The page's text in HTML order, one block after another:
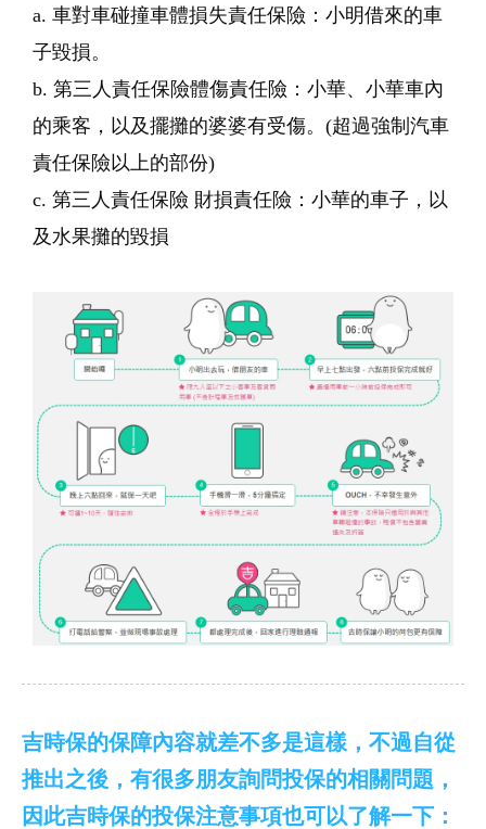
a. 車對車碰撞車體損失責任保險：小明借來的車
子毀損。
b. 第三人責任保險體傷責任險：小華、小華車內
的乘客，以及擺攤的婆婆有受傷。(超過強制汽車
責任保險以上的部份)
c. 第三人責任保險 財損責任險：小華的車子，以
及水果攤的毀損
吉時保的保障內容就差不多是這樣，不過自從
推出之後，有很多朋友詢問投保的相關問題，
因此吉時保的投保注意事項也可以了解一下：